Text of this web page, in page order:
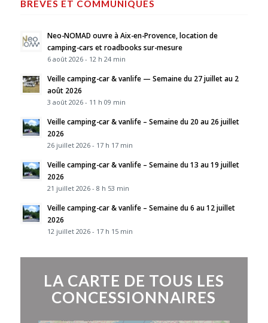
BRÈVES ET COMMUNIQUÉS
Neo-NOMAD ouvre à Aix-en-Provence, location de
camping-cars et roadbooks sur-mesure
6 août 2026 - 12 h 24 min
Veille camping-car & vanlife — Semaine du 27 juillet au 2
août 2026
3 août 2026 - 11 h 09 min
Veille camping-car & vanlife – Semaine du 20 au 26 juillet
2026
26 juillet 2026 - 17 h 17 min
Veille camping-car & vanlife – Semaine du 13 au 19 juillet
2026
21 juillet 2026 - 8 h 53 min
Veille camping-car & vanlife – Semaine du 6 au 12 juillet
2026
12 juillet 2026 - 17 h 15 min
LA CARTE DE TOUS LES
CONCESSIONNAIRES